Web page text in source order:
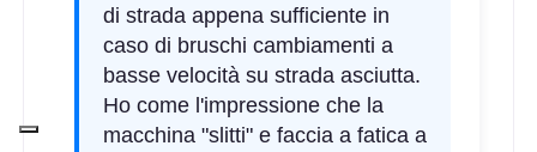
di strada appena sufficiente in
caso di bruschi cambiamenti a
basse velocità su strada asciutta.
Ho come l'impressione che la
macchina "slitti" e faccia a fatica a